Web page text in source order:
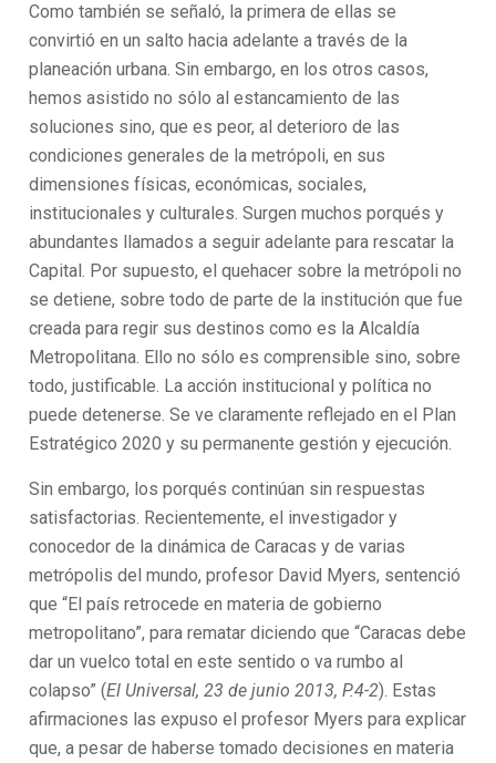
Como también se señaló, la primera de ellas se
convirtió en un salto hacia adelante a través de la
planeación urbana. Sin embargo, en los otros casos,
hemos asistido no sólo al estancamiento de las
soluciones sino, que es peor, al deterioro de las
condiciones generales de la metrópoli, en sus
dimensiones físicas, económicas, sociales,
institucionales y culturales. Surgen muchos porqués y
abundantes llamados a seguir adelante para rescatar la
Capital. Por supuesto, el quehacer sobre la metrópoli no
se detiene, sobre todo de parte de la institución que fue
creada para regir sus destinos como es la Alcaldía
Metropolitana. Ello no sólo es comprensible sino, sobre
todo, justificable. La acción institucional y política no
puede detenerse. Se ve claramente reflejado en el Plan
Estratégico 2020 y su permanente gestión y ejecución.
Sin embargo, los porqués continúan sin respuestas
satisfactorias. Recientemente, el investigador y
conocedor de la dinámica de Caracas y de varias
metrópolis del mundo, profesor David Myers, sentenció
que “El país retrocede en materia de gobierno
metropolitano”, para rematar diciendo que “Caracas debe
dar un vuelco total en este sentido o va rumbo al
colapso” (El Universal, 23 de junio 2013, P.4-2). Estas
afirmaciones las expuso el profesor Myers para explicar
que, a pesar de haberse tomado decisiones en materia